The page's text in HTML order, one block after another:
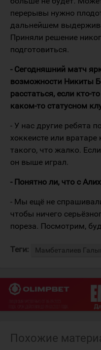
перерывы нужно
дальнейшем
Приняли решение
подготовиться.
- Сегодняшний матч
возможности Никиты
расстаться, если кто-
каком-то статусном
- У нас другие ребята
хоккеисте или
такого, что жалко.
он выше играл.
- Понятно ли, что с
- Мы ещё не
чтобы ничего
пореза. Посмотрим,
Теги: Мамбеталиев
Похожие